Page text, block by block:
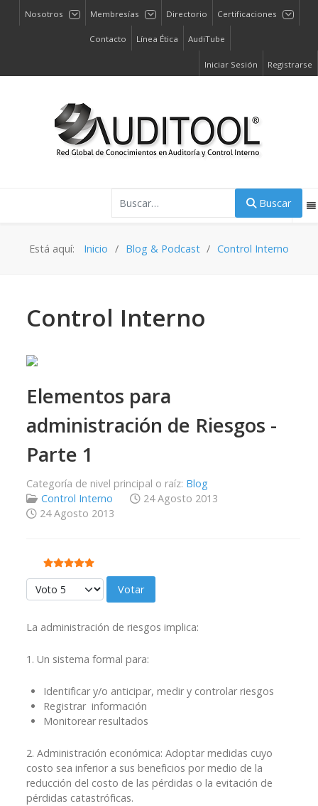
Nosotros Membresías Directorio Certificaciones
Contacto Línea Ética AudiTube
Iniciar Sesión Registrarse
Buscar
Está aquí: Inicio Blog & Podcast Control Interno
Control Interno
Elementos para
administración de Riesgos -
Parte 1
Categoría de nivel principal o raíz: Blog
Control Interno
24 Agosto 2013
24 Agosto 2013
Ratio:5/5
Por favor, vote
La administración de riesgos implica:
1. Un sistema formal para:
Identificar y/o anticipar, medir y controlar riesgos
Registrar información
Monitorear resultados
2. Administración económica: Adoptar medidas cuyo
costo sea inferior a sus beneficios por medio de la
reducción del costo de las pérdidas o la evitación de
pérdidas catastróficas.